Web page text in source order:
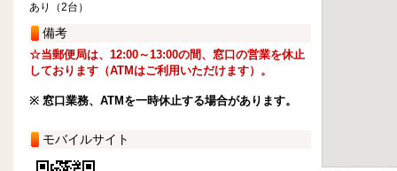
あり（2台）
備考
☆当郵便局は、12:00～13:00の間、窓口の営業を休止
しております（ATMはご利用いただけます）。
※ 窓口業務、ATMを一時休止する場合があります。
モバイルサイト